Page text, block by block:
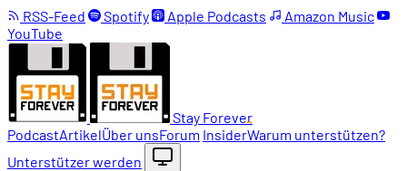
RSS-Feed Spotify Apple Podcasts
Amazon Music
YouTube
Stay Forever
PodcastArtikelÜber unsForum InsiderWarum unterstützen?
Unterstützer werden